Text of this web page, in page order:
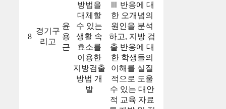
8
경기구
리고
윤
용
근
방법을
대체할
수 있는
생활 속
효소를
이용한
지방검출
방법 개
발
Ⅲ 반응에 대
한 오개념의
원인을 분석
하고, 지방 검
출 반응에 대
한 학생들의
이해를 실질
적으로 도울
수 있는 대안
적 교육 자료